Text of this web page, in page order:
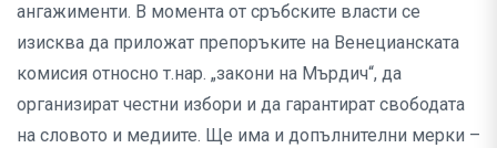
ангажименти. В момента от сръбските власти се
изисква да приложат препоръките на Венецианската
комисия относно т.нар. „закони на Мърдич“, да
организират честни избори и да гарантират свободата
на словото и медиите. Ще има и допълнителни мерки –